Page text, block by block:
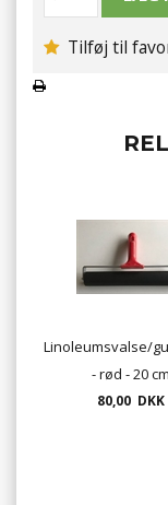
Tilføj til
Linoleumsvalse/
- rød - 20 cm
80,00 DKK